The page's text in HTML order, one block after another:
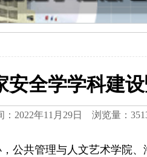
安全学学科建
2022年11月29日 浏览量：
共管理与人文艺术学院、